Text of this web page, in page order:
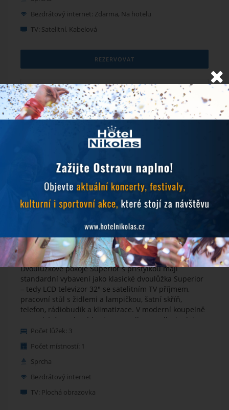
Bezdrátový internet: Zdarma, Na hotelu
TV: Satelitní, Kabelová
REZERVOVAT
VÍCE INFORMACÍ
Dvoulůžkový pokoj Superior s možností
přistýlky
Dvoulůžkové pokoje Superior s přistýlkou mají
standardní vybavení jako klasické dvoulůžka Superior
– tedy LCD televizor 32" se satelitním TV příjmem,
pracovní stůl s židlemi a lampičkou, šatní skříň,
telefon, rádiobudík a klimatizace. V moderní koupelně
se nachází sprchový kout, umyvadlo, zrcadlo, toaleta a
fén. Přistýlka je formou rozkládacího lůžka. Pokoj lze
Počet lůžek: 3
Počet místností: 1
Sprcha
Bezdrátový internet
TV: Plochá obrazovka